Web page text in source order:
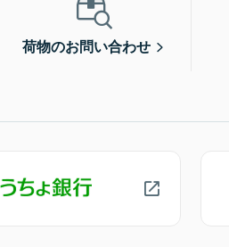
荷物のお問い合わせ